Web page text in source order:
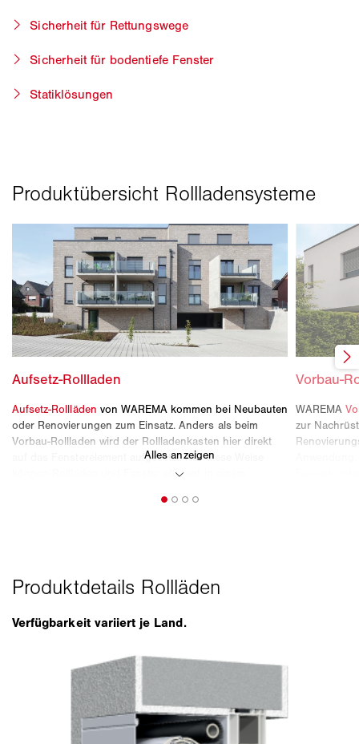
Sicherheit für Rettungswege
Sicherheit für bodentiefe Fenster
Statiklösungen
Verfügbarkeit variiert je Land.